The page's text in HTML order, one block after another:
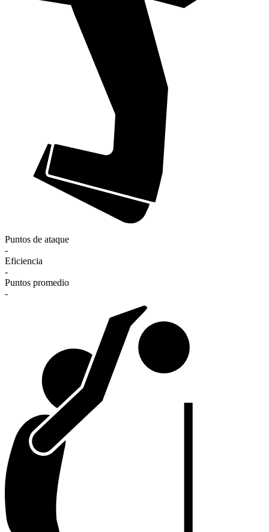
Puntos de ataque
-
Eficiencia
-
Puntos promedio
-